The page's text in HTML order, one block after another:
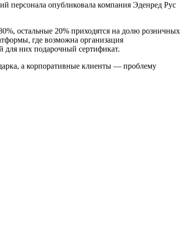
персонала опубликовала компания Эденред Рус
остальные 20% приходятся на долю розничных
где возможна организация
для них подарочный сертификат.
а корпоративные клиенты — проблему